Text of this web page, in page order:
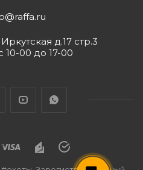
д.17 стр.3
10-00 до 17-00